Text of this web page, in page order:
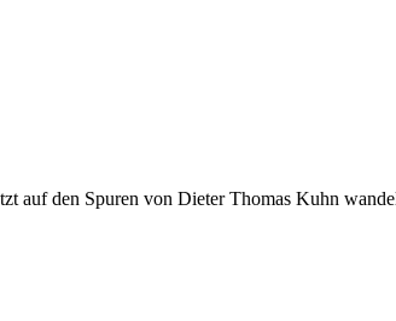
auf den Spuren von Dieter Thomas Kuhn